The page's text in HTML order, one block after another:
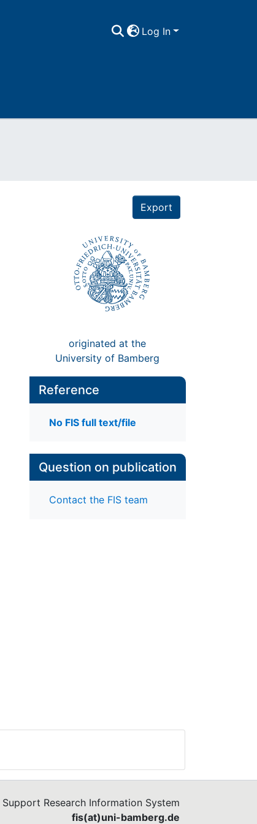
Log In
Export
originated at the
University of Bamberg
Reference
No FIS full text/file
Question on publication
Contact the FIS team
Support Research Information System
fis(at)uni-bamberg.de